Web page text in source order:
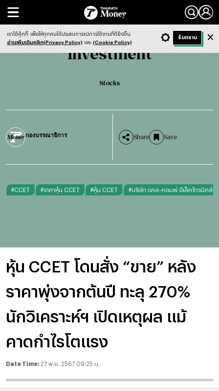
Search
Investment Stocks
Investment
Stocks
กองบรรณาธิการ Share Save
#CCET #ราคาหุ้น CCET #หุ้น CCET #บริษัท แคล-คอมพ์ อีเล็คโทรนิคส์
หุ้น CCET โดนสั่ง “ขาย” หลัง
ราคาพุ่งจากต้นปี ทะลุ 270%
นักวิเคราะห์ฯ เปิดเหตุผล แม้
คาดกำไรโตแรง
Date Time: 27 พ.ย. 2567 09:25 น.
- ก + ก Dark ฟังข่าว
เราใช้คุ้กกี้ เพื่อให้ทุกคนได้ประสบการณ์การใช้งานที่ดียิ่งขึ้น
อ่านเพิ่มเติมคลิก(Privacy Policy) และ (Cookie Policy)
รับทราบ